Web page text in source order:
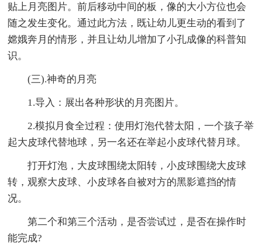
贴上月亮图片。前后移动中间的板，像的大小方位也会
随之发生变化。通过此方法，既让幼儿更生动的看到了
嫦娥奔月的情形，并且让幼儿增加了小孔成像的科普知
识。
(三).神奇的月亮
1.导入：展出各种形状的月亮图片。
2.模拟月食全过程：使用灯泡代替太阳，一个孩子举
起大皮球代替地球，另一名还在举起小皮球代替月球。
打开灯泡，大皮球围绕太阳转，小皮球围绕大皮球
转，观察大皮球、小皮球各自被对方的黑影遮挡的情
况。
第二个和第三个活动，是否尝试过，是否在操作时
能完成?